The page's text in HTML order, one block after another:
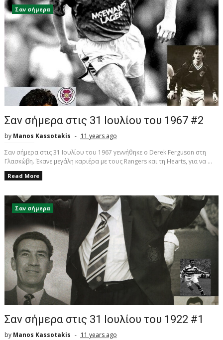
Σαν σήμερα
Σαν σήμερα στις 31 Ιουλίου του 1967 #2
by Manos Kassotakis
11 years ago
Σαν σήμερα στις 31 Ιουλίου του 1967 γεννήθηκε ο Derek Ferguson στη
Γλασκώβη. Έκανε μεγάλη καριέρα με τους Rangers και τη Hearts, για να ...
Read More
Σαν σήμερα
Σαν σήμερα στις 31 Ιουλίου του 1922 #1
by Manos Kassotakis
11 years ago